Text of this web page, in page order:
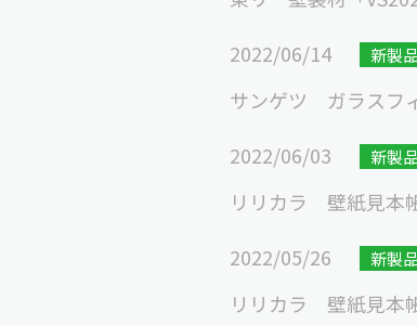
2022/06/14
新製
サンゲツ ガラスフ
2022/06/03
新製
リリカラ 壁紙見本
2022/05/26
新製
リリカラ 壁紙見本